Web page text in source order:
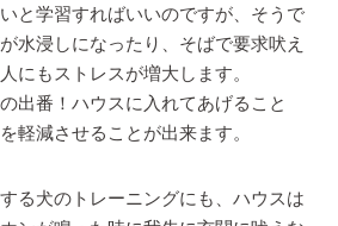
と学習すればいいのですが、そうで
水浸しになったり、そばで要求吠え
にもストレスが増大します。
出番！ハウスに入れてあげること
軽減させることが出来ます。
る犬のトレーニングにも、ハウスは